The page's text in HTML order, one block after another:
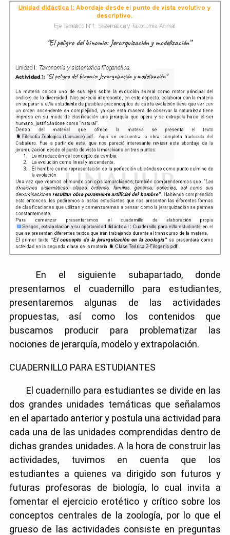
En el siguiente subapartado, donde
presentamos el cuadernillo para estudiantes,
presentaremos algunas de las actividades
propuestas, así como los contenidos que
buscamos producir para problematizar las
nociones de jerarquía, modelo y extrapolación.
CUADERNILLO PARA ESTUDIANTES
El cuadernillo para estudiantes se divide en las
dos grandes unidades temáticas que señalamos
en el apartado anterior y postula una actividad para
cada una de las unidades comprendidas dentro de
dichas grandes unidades. A la hora de construir las
actividades, tuvimos en cuenta que los
estudiantes a quienes va dirigido son futuros y
futuras profesoras de biología, lo cual invita a
fomentar el ejercicio erotético y crítico sobre los
conceptos centrales de la zoología, por lo que el
grueso de las actividades consiste en preguntas